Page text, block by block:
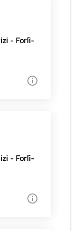
- Forlì-
- Forlì-